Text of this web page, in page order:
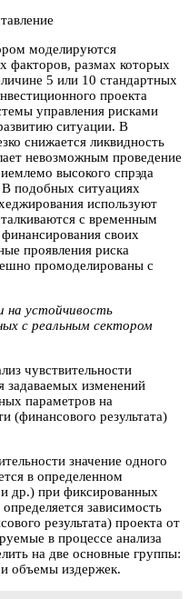
моделируются
факторов, размах которых
5 или 10 стандартных
проекта
управления рисками
ситуации. В
снижается ликвидность
невозможным проведение
высокого спрэда
подобных ситуациях
используют
с временным
своих
проявления риска
промоделированы с
на устойчивость
с реальным сектором
чувствительности
задаваемых изменений
параметров на
(финансового результата)
значение одного
в определенном
др.) при фиксированных
зависимость
результата) проекта от
в процессе анализа
на две основные группы:
объемы издержек.